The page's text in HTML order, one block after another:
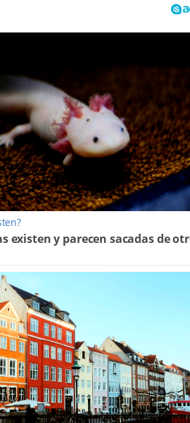
existen y parecen sacadas de